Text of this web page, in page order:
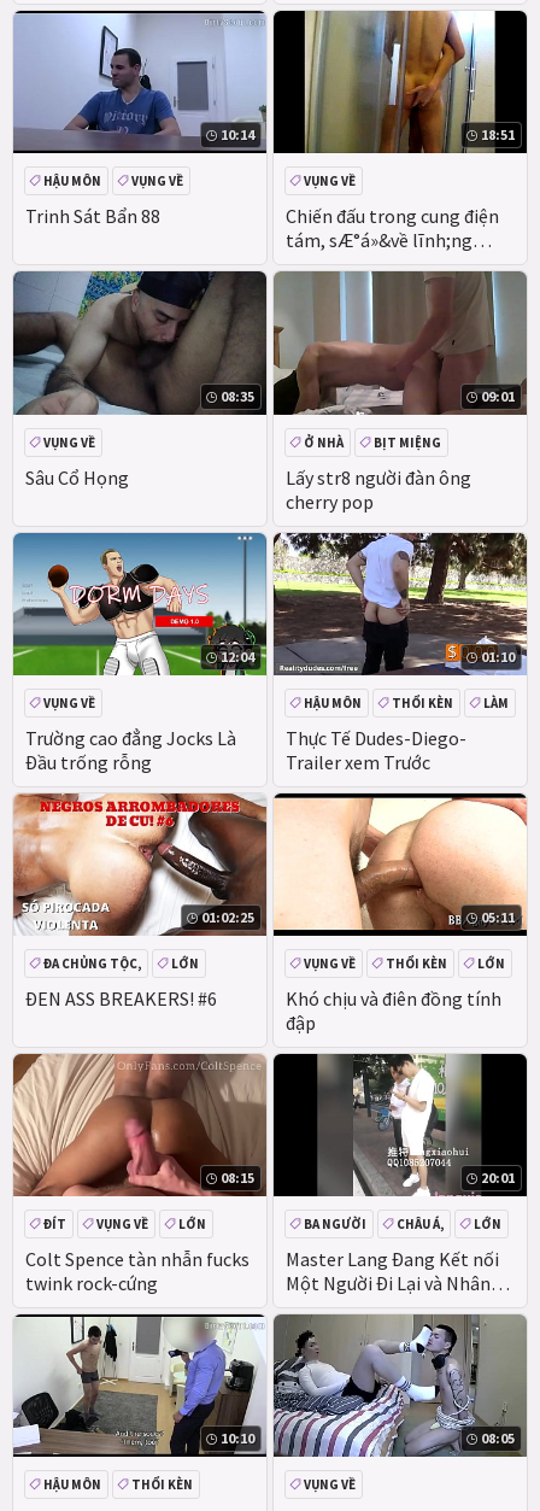
10:14
Trinh Sát Bẩn 88
HẬU MÔN VỤNG VỀ
18:51
Chiến đấu trong cung điện
tám, sÆ°á»&về lĩnh;ng
ngÆ° & aacute; & raquo; tôi
VỤNG VỀ
08:35
Sâu Cổ Họng
VỤNG VỀ
09:01
Lấy str8 người đàn ông
cherry pop
Ở NHÀ
BỊT MIỆNG
HẬU MÔN
VỤNG VỀ
12:04
Trường cao đẳng Jocks Là
Đầu trống rỗng
VỤNG VỀ
01:10
Thực Tế Dudes-Diego-
Trailer xem Trước
HẬU MÔN THỔI KÈN
LÀM
VỤNG VỀ
01:02:25
ĐEN ASS BREAKERS! #6
ĐA CHỦNG TỘC,
LỚN
BBC
VỤNG VỀ
05:11
Khó chịu và điên đồng tính
đập
VỤNG VỀ THỔI KÈN LỚN
08:15
Colt Spence tàn nhẫn fucks
twink rock-cứng
ĐÍT VỤNG VỀ LỚN
20:01
Master Lang Đang Kết nối
Một Người Đi Lại và Nhân
giống Với Một Đáy Mỏng
Khác trong Một Khách sạn -
3p-1
BA NGƯỜI CHÂU Á,
LỚN
NHÓM
10:10
HẬU MÔN
THỔI KÈN
08:05
VỤNG VỀ